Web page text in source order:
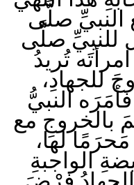
النبيِّ صلَّى
للنبيِّ صلَّى
تُريدُ
للجهادِ،
النبيُّ
بالخروجِ مع
لها،
الواجبةِ